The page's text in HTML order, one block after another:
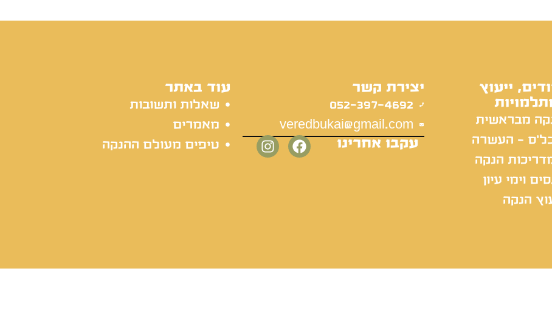
ייעוץ
מבראשית
- העשרה
הנקה
וימי עיון
הנקה
יצירת קשר
052-397-4692
veredbukai@gmail.com
עקבו אחרינו
עוד באתר
שאלות ותשובות
מאמרים
טיפים מעולם ההנקה